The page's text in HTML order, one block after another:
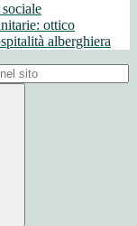
ottico
alberghiera